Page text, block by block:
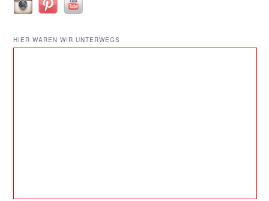
HIER WAREN WIR UNTERWEGS